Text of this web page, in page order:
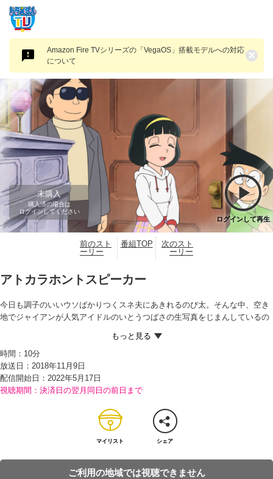
Amazon Fire TVシリーズの「VegaOS」搭載モデルへの対応
について
×
未購入
購入済の場合は
ログインしてください
ログインして再生
前のスト
ーリー
番組TOP
次のスト
ーリー
アトカラホントスピーカー
今日も調子のいいウソばかりつくスネ夫にあきれるのび太。そんな中、空き
地でジャイアンが人気アイドルのいとうつばさの生写真をじまんしているの
いとウソをついてしまう。すると、それを聞いたジャイアンが大こうふん！
写真を撮（と）らせてほしいと言い出して…。
後に引けなくなってしまったスネ夫に泣きつかれたドラえもんは、しかたな
く『アトカラホントスピーカー』をかすことに。これを口に入れたままつい
たウソは、あとから本当のことになるのだという。スネ夫がためしに、「オ
ミが飛びこんできたからビックリ！ 動物園からにげ出したシベリアオオカミ
で、おいかけてきた猟友会（りょうゆうかい）のおじさんが撃（う）った麻
酔銃（ますいじゅう）で、危機一髪（ききいっぱつ）助かる。
すると、本当につばさがやってきて…！？
時間： 10分
放送日：2018年11月9日
配信開始日： 2022年5月17日
視聴期間：決済日の翌月同日の前日まで
マイリスト シェア
ご利用の地域では視聴できません